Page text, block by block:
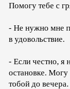
Помогу тебе с
- Не нужно мне
в удовольствие.
- Если честно, я
остановке.
тобой до вечера.